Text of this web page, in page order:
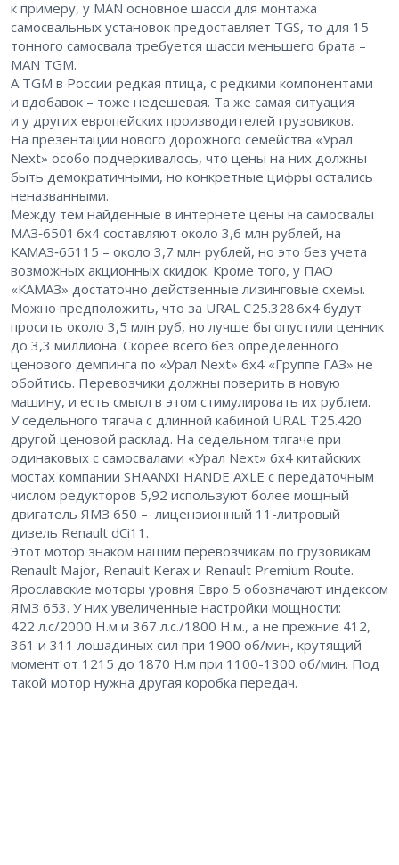
к примеру, у MAN основное шасси для монтажа
самосвальных установок предоставляет TGS, то для 15-
тонного самосвала требуется шасси меньшего брата – ​
MAN TGM.
А TGM в России редкая птица, с редкими компонентами
и вдобавок – ​тоже недешевая. Та же самая ситуация
и у других европейских производителей грузовиков.
На презентации нового дорожного семейства «Урал
Next» особо подчеркивалось, что цены на них должны
быть демократичными, но конкретные цифры остались
неназванными.
Между тем найденные в интернете цены на самосвалы
МАЗ‑6501 6х4 составляют около 3,6 млн рублей, на
КАМАЗ‑65115 – ​около 3,7 млн рублей, но это без учета
возможных акционных скидок. Кроме того, у ПАО
«КАМАЗ» достаточно действенные лизинговые схемы.
Можно предположить, что за URAL C 25.328 6х4 будут
просить около 3,5 млн руб, но лучше бы опустили ценник
до 3,3 миллиона. Скорее всего без определенного
ценового демпинга по «Урал Next» 6х4 «Группе ГАЗ» не
обойтись. Перевозчики должны поверить в новую
машину, и есть смысл в этом стимулировать их рублем.
У седельного тягача с длинной кабиной URAL Т25.420
другой ценовой расклад. На седельном тягаче при
одинаковых с самосвалами «Урал Next» 6х4 китайских
мостах компании SHAANXI HANDE AXLE с передаточным
числом редукторов 5,92 используют более мощный
двигатель ЯМЗ 650 – ​ лицензионный 11-литровый
дизель Renault dCi11.
Этот мотор знаком нашим перевозчикам по грузовикам
Renault Major, Renault Kerax и Renault Premium Route.
Ярославские моторы уровня Евро 5 обозначают индексом
ЯМЗ 653. У них увеличенные настройки мощности:
422 л.с/2000 Н.м и 367 л.с./1800 Н.м., а не прежние 412,
361 и 311 лошадиных сил при 1900 об/мин, крутящий
момент от 1215 до 1870 Н.м при 1100-1300 об/мин. Под
такой мотор нужна другая коробка передач.